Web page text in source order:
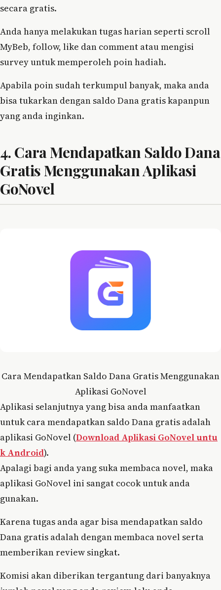
secara gratis.
Anda hanya melakukan tugas harian seperti scroll
MyBeb, follow, like dan comment atau mengisi
survey untuk memperoleh poin hadiah.
Apabila poin sudah terkumpul banyak, maka anda
bisa tukarkan dengan saldo Dana gratis kapanpun
yang anda inginkan.
4. Cara Mendapatkan Saldo Dana
Gratis Menggunakan Aplikasi
GoNovel
Cara Mendapatkan Saldo Dana Gratis Menggunakan
Aplikasi GoNovel
Aplikasi selanjutnya yang bisa anda manfaatkan
untuk cara mendapatkan saldo Dana gratis adalah
aplikasi GoNovel (Download Aplikasi GoNovel untu
k Android).
Apalagi bagi anda yang suka membaca novel, maka
aplikasi GoNovel ini sangat cocok untuk anda
gunakan.
Karena tugas anda agar bisa mendapatkan saldo
Dana gratis adalah dengan membaca novel serta
memberikan review singkat.
Komisi akan diberikan tergantung dari banyaknya